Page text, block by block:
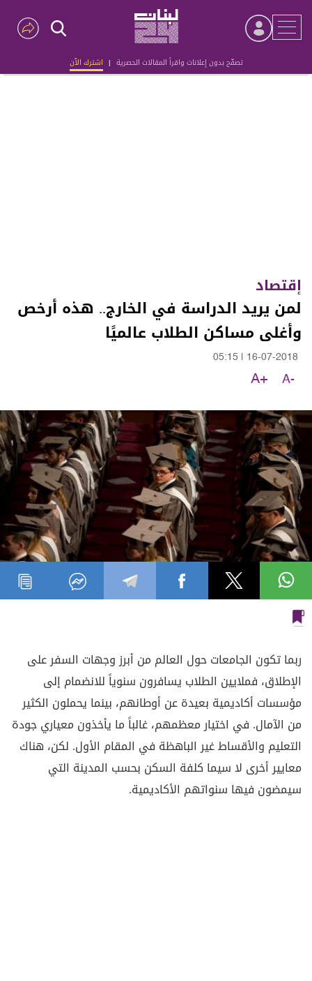
تصفّح بدون إعلانات واقرأ المقالات الحصرية | اشترك الآن
Advertisement
إقتصاد
لمن يريد الدراسة في الخارج.. هذه أرخص
وأغلى مساكن الطلاب عالميًا
16-07-2018
05:15
A-
A+
ربما تكون الجامعات حول العالم من أبرز وجهات السفر على
الإطلاق، فملايين الطلاب يسافرون سنوياً للانضمام إلى
مؤسسات أكاديمية بعيدة عن أوطانهم، بينما يحملون الكثير
من الآمال. في اختيار معظمهم، غالباً ما يأخذون معياري جودة
التعليم والأقساط غير الباهظة في المقام الأول. لكن، هناك
معايير أخرى لا سيما كلفة السكن بحسب المدينة التي
سيمضون فيها سنواتهم الأكاديمية.